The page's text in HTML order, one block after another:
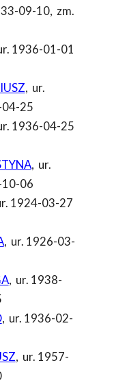
09-10, zm.
1936-01-01
, ur.
04-25
1936-04-25
, ur.
10-06
1924-03-27
, ur. 1926-03-
, ur. 1938-
, ur. 1936-02-
, ur. 1957-